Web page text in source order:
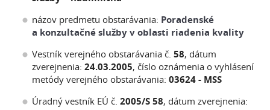
názov predmetu obstarávania: Poradenské
a konzultačné služby v oblasti riadenia kvality
Vestník verejného obstarávania č. 58, dátum
zverejnenia: 24.03.2005, číslo oznámenia o vyhlásení
metódy verejného obstarávania: 03624 - MSS
Úradný vestník EÚ č. 2005/S 58, dátum zverejnenia: